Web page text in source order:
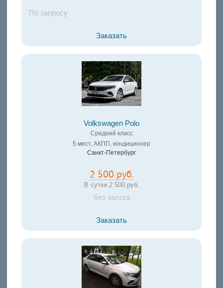
По запросу
Заказать
Volkswagen Polo
Средний класс
5 мест, АКПП, кондиционер
Санкт-Петербург
2 500 руб.
В сутки:2 500 руб.
без залога
Заказать